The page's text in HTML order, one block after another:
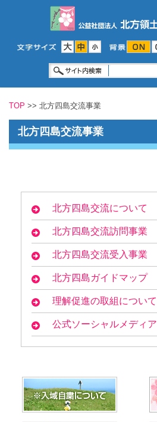
TOP >> 北方四島交流事業
北方四島交流事業
北方四島交流について
北方四島交流訪問事業
北方四島交流受入事業
北方四島ガイドマップ
理解促進の取組について
公式ソーシャルメディア